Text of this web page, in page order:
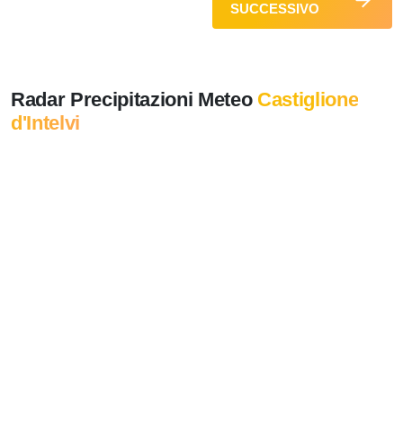
SUCCESSIVO
Radar Precipitazioni Meteo Castiglione
d'Intelvi